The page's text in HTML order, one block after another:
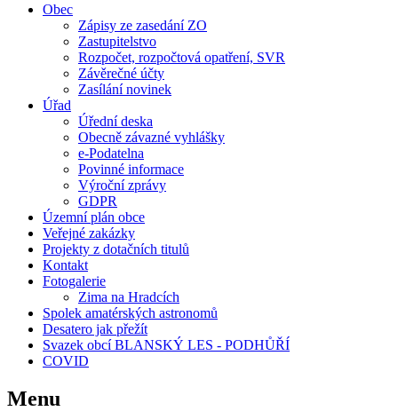
Obec
Zápisy ze zasedání ZO
Zastupitelstvo
Rozpočet, rozpočtová opatření, SVR
Závěrečné účty
Zasílání novinek
Úřad
Úřední deska
Obecně závazné vyhlášky
e-Podatelna
Povinné informace
Výroční zprávy
GDPR
Územní plán obce
Veřejné zakázky
Projekty z dotačních titulů
Kontakt
Fotogalerie
Zima na Hradcích
Spolek amatérských astronomů
Desatero jak přežít
Svazek obcí BLANSKÝ LES - PODHŮŘÍ
COVID
Menu